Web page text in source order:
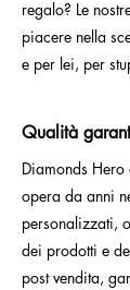
regalo? Le
piacere nella
e per lei, per
Qualità
Diamonds
opera da anni
personalizzati,
dei prodotti e
post vendita,